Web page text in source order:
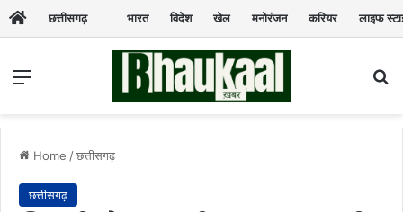
छत्तीसगढ़ भारत विदेश खेल मनोरंजन करियर लाइफ
Menu
Home /छत्तीसगढ़
छत्तीसगढ़